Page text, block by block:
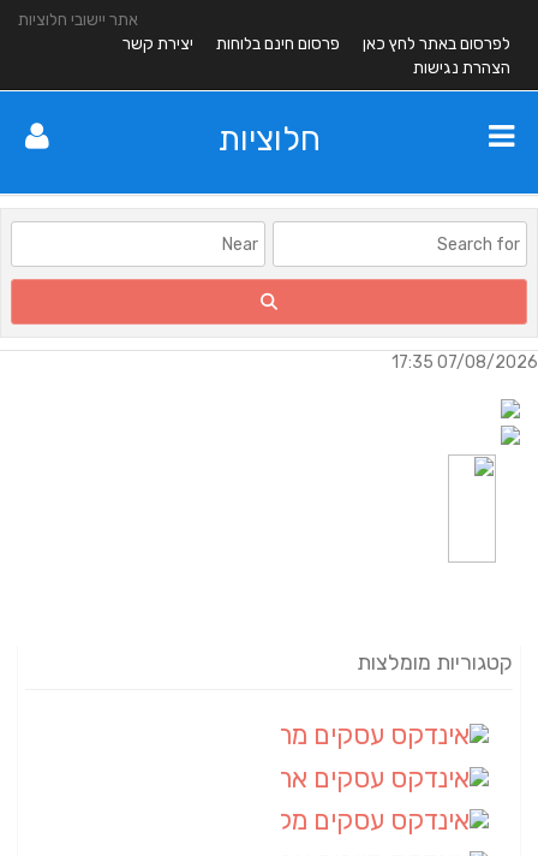
אתר יישובי חלוציות
לפרסום באתר לחץ כאן
פרסום חינם בלוחות
יצירת קשר
הצהרת נגישות
חלוציות
07/08/2026 17:35
קטגוריות מומלצות